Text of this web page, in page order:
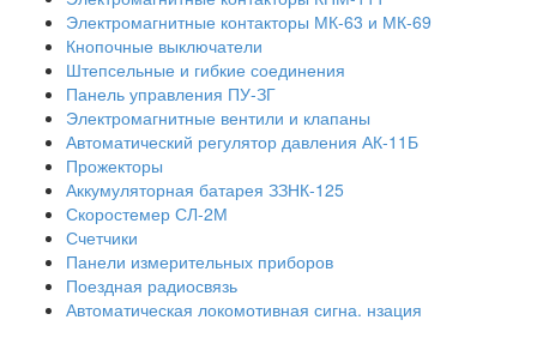
Электромагнитные контакторы МК-63 и МК-69
Кнопочные выключатели
Штепсельные и гибкие соединения
Панель управления ПУ-ЗГ
Электромагнитные вентили и клапаны
Автоматический регулятор давления АК-11Б
Прожекторы
Аккумуляторная батарея ЗЗНК-125
Скоростемер СЛ-2М
Счетчики
Панели измерительных приборов
Поездная радиосвязь
Автоматическая локомотивная сигна. нзация